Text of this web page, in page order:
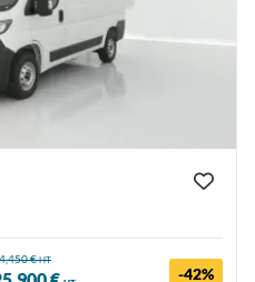
€HT
-42%